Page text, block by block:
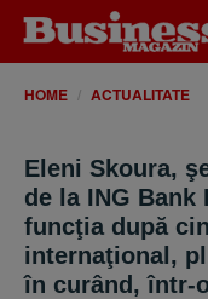
HOME ACTUALITATE
Eleni Skoura,
de la ING Bank
funcţia după
internaţional,
în curând, într-